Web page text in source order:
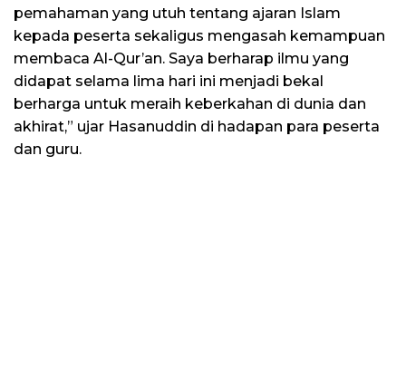
pemahaman yang utuh tentang ajaran Islam
kepada peserta sekaligus mengasah kemampuan
membaca Al-Qur’an. Saya berharap ilmu yang
didapat selama lima hari ini menjadi bekal
berharga untuk meraih keberkahan di dunia dan
akhirat,” ujar Hasanuddin di hadapan para peserta
dan guru.